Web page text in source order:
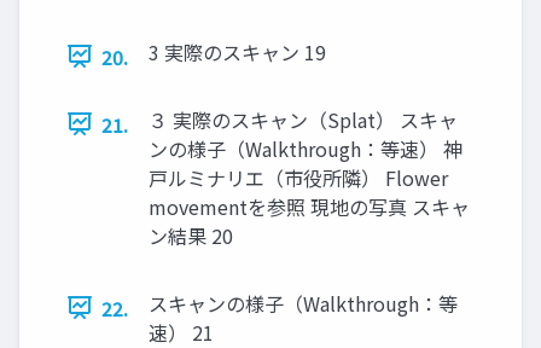
20. 3 実際のスキャン 19
21.
３ 実際のスキャン（Splat） スキャ
ンの様子（Walkthrough：等速） 神
戸ルミナリエ（市役所隣） Flower
movementを参照 現地の写真 スキャ
ン結果 20
22.
スキャンの様子（Walkthrough：等
速） 21